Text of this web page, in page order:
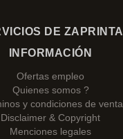
DE ZAPRINTA
INFORMACIÓN
Ofertas empleo
Quienes somos ?
y condiciones de venta
Disclaimer & Copyright
Menciones legales